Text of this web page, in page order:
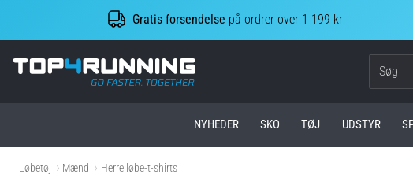
Gratis forsendelse på ordrer over 1 199 kr
Top4Running.dk
NYHEDER SKO TØJ UDSTYR
Løbetøj Mænd Herre løbe-t-shirts